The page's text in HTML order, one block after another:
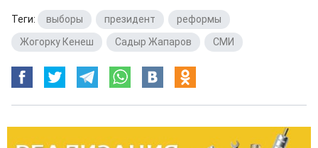
Теги: выборы президент реформы
Жогорку Кенеш
Садыр Жапаров СМИ